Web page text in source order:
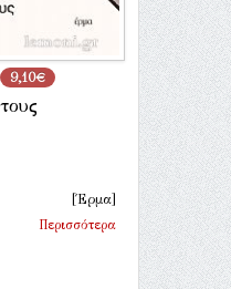
9,10€
[Έρμα]
Περισσότερα